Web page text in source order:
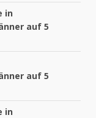
in
auf 5
auf 5
in